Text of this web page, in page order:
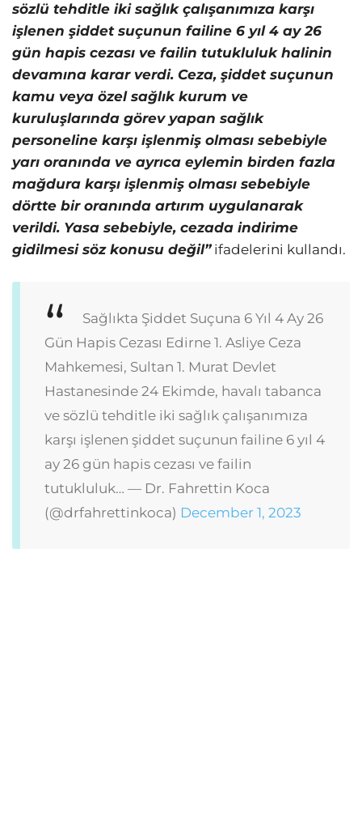
sözlü tehditle iki sağlık çalışanımıza karşı
işlenen şiddet suçunun failine 6 yıl 4 ay 26
gün hapis cezası ve failin tutukluluk halinin
devamına karar verdi. Ceza, şiddet suçunun
kamu veya özel sağlık kurum ve
kuruluşlarında görev yapan sağlık
personeline karşı işlenmiş olması sebebiyle
yarı oranında ve ayrıca eylemin birden fazla
mağdura karşı işlenmiş olması sebebiyle
dörtte bir oranında artırım uygulanarak
verildi. Yasa sebebiyle, cezada indirime
gidilmesi söz konusu değil” ifadelerini kullandı.
Sağlıkta Şiddet Suçuna 6 Yıl 4 Ay 26
Gün Hapis Cezası Edirne 1. Asliye Ceza
Mahkemesi, Sultan 1. Murat Devlet
Hastanesinde 24 Ekimde, havalı tabanca
ve sözlü tehditle iki sağlık çalışanımıza
karşı işlenen şiddet suçunun failine 6 yıl 4
ay 26 gün hapis cezası ve failin
tutukluluk… — Dr. Fahrettin Koca
(@drfahrettinkoca) December 1, 2023